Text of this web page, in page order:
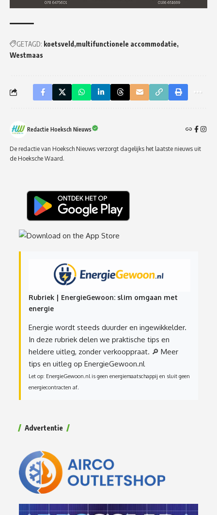
GETAGD: koetsveld multifunctionele accommodatie
Westmaas
Redactie Hoeksch Nieuws
De redactie van Hoeksch Nieuws verzorgt dagelijks het laatste nieuws uit
de Hoeksche Waard.
Rubriek | EnergieGewoon: slim omgaan met
energie
Energie wordt steeds duurder en ingewikkelder.
In deze rubriek delen we praktische tips en
heldere uitleg, zonder verkooppraat. 🔎 Meer
tips en uitleg op EnergieGewoon.nl
Let op: EnergieGewoon.nl is geen energiemaatschappij en sluit geen
energiecontracten af.
Advertentie